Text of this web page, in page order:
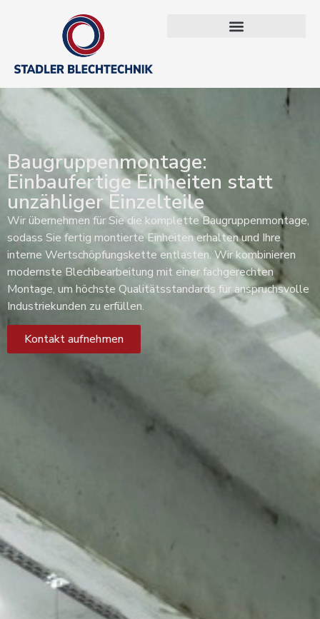
Baugruppenmontage:
Einbaufertige Einheiten statt
unzähliger Einzelteile
Wir übernehmen für Sie die komplette Baugruppenmontage,
sodass Sie fertig montierte Einheiten erhalten und Ihre
interne Wertschöpfungskette entlasten. Wir kombinieren
modernste Blechbearbeitung mit einer fachgerechten
Montage, um höchste Qualitätsstandards für anspruchsvolle
Industriekunden zu erfüllen.
Kontakt aufnehmen